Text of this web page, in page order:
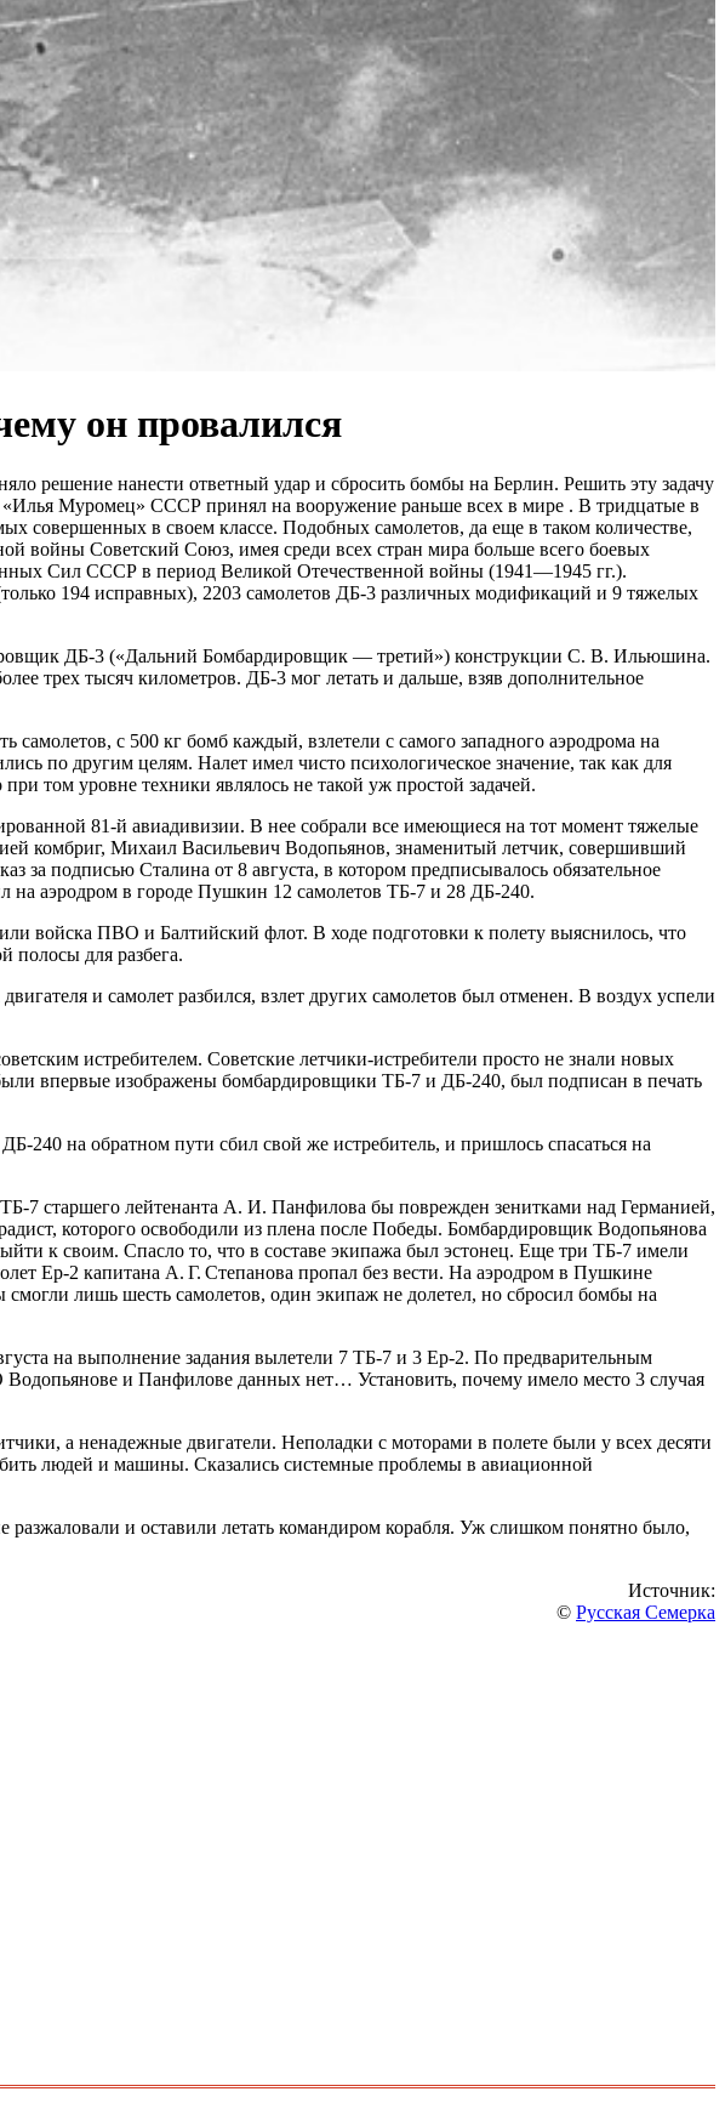
он провалился
решение нанести ответный удар и сбросить бомбы на Берлин. Решить эту задачу
Муромец» СССР принял на вооружение раньше всех в мире . В тридцатые в
совершенных в своем классе. Подобных самолетов, да еще в таком количестве,
войны Советский Союз, имея среди всех стран мира больше всего боевых
Сил СССР в период Великой Отечественной войны (1941—1945 гг.).
194 исправных), 2203 самолетов ДБ-3 различных модификаций и 9 тяжелых
ДБ-3 («Дальний Бомбардировщик — третий») конструкции С. В. Ильюшина.
трех тысяч километров. ДБ-3 мог летать и дальше, взяв дополнительное
с 500 кг бомб каждый, взлетели с самого западного аэродрома на
по другим целям. Налет имел чисто психологическое значение, так как для
том уровне техники являлось не такой уж простой задачей.
81-й авиадивизии. В нее собрали все имеющиеся на тот момент тяжелые
комбриг, Михаил Васильевич Водопьянов, знаменитый летчик, совершивший
подписью Сталина от 8 августа, в котором предписывалось обязательное
на аэродром в городе Пушкин 12 самолетов ТБ-7 и 28 ДБ-240.
войска ПВО и Балтийский флот. В ходе подготовки к полету выяснилось, что
полосы для разбега.
и самолет разбился, взлет других самолетов был отменен. В воздух успели
истребителем. Советские летчики-истребители просто не знали новых
впервые изображены бомбардировщики ТБ-7 и ДБ-240, был подписан в печать
240 на обратном пути сбил свой же истребитель, и пришлось спасаться на
7 старшего лейтенанта А. И. Панфилова бы поврежден зенитками над Германией,
которого освободили из плена после Победы. Бомбардировщик Водопьянова
к своим. Спасло то, что в составе экипажа был эстонец. Еще три ТБ-7 имели
Ер-2 капитана А. Г. Степанова пропал без вести. На аэродром в Пушкине
лишь шесть самолетов, один экипаж не долетел, но сбросил бомбы на
на выполнение задания вылетели 7 ТБ-7 и 3 Ер-2. По предварительным
и Панфилове данных нет… Установить, почему имело место 3 случая
а ненадежные двигатели. Неполадки с моторами в полете были у всех десяти
людей и машины. Сказались системные проблемы в авиационной
и оставили летать командиром корабля. Уж слишком понятно было,
Источник:
© Русская Семерка